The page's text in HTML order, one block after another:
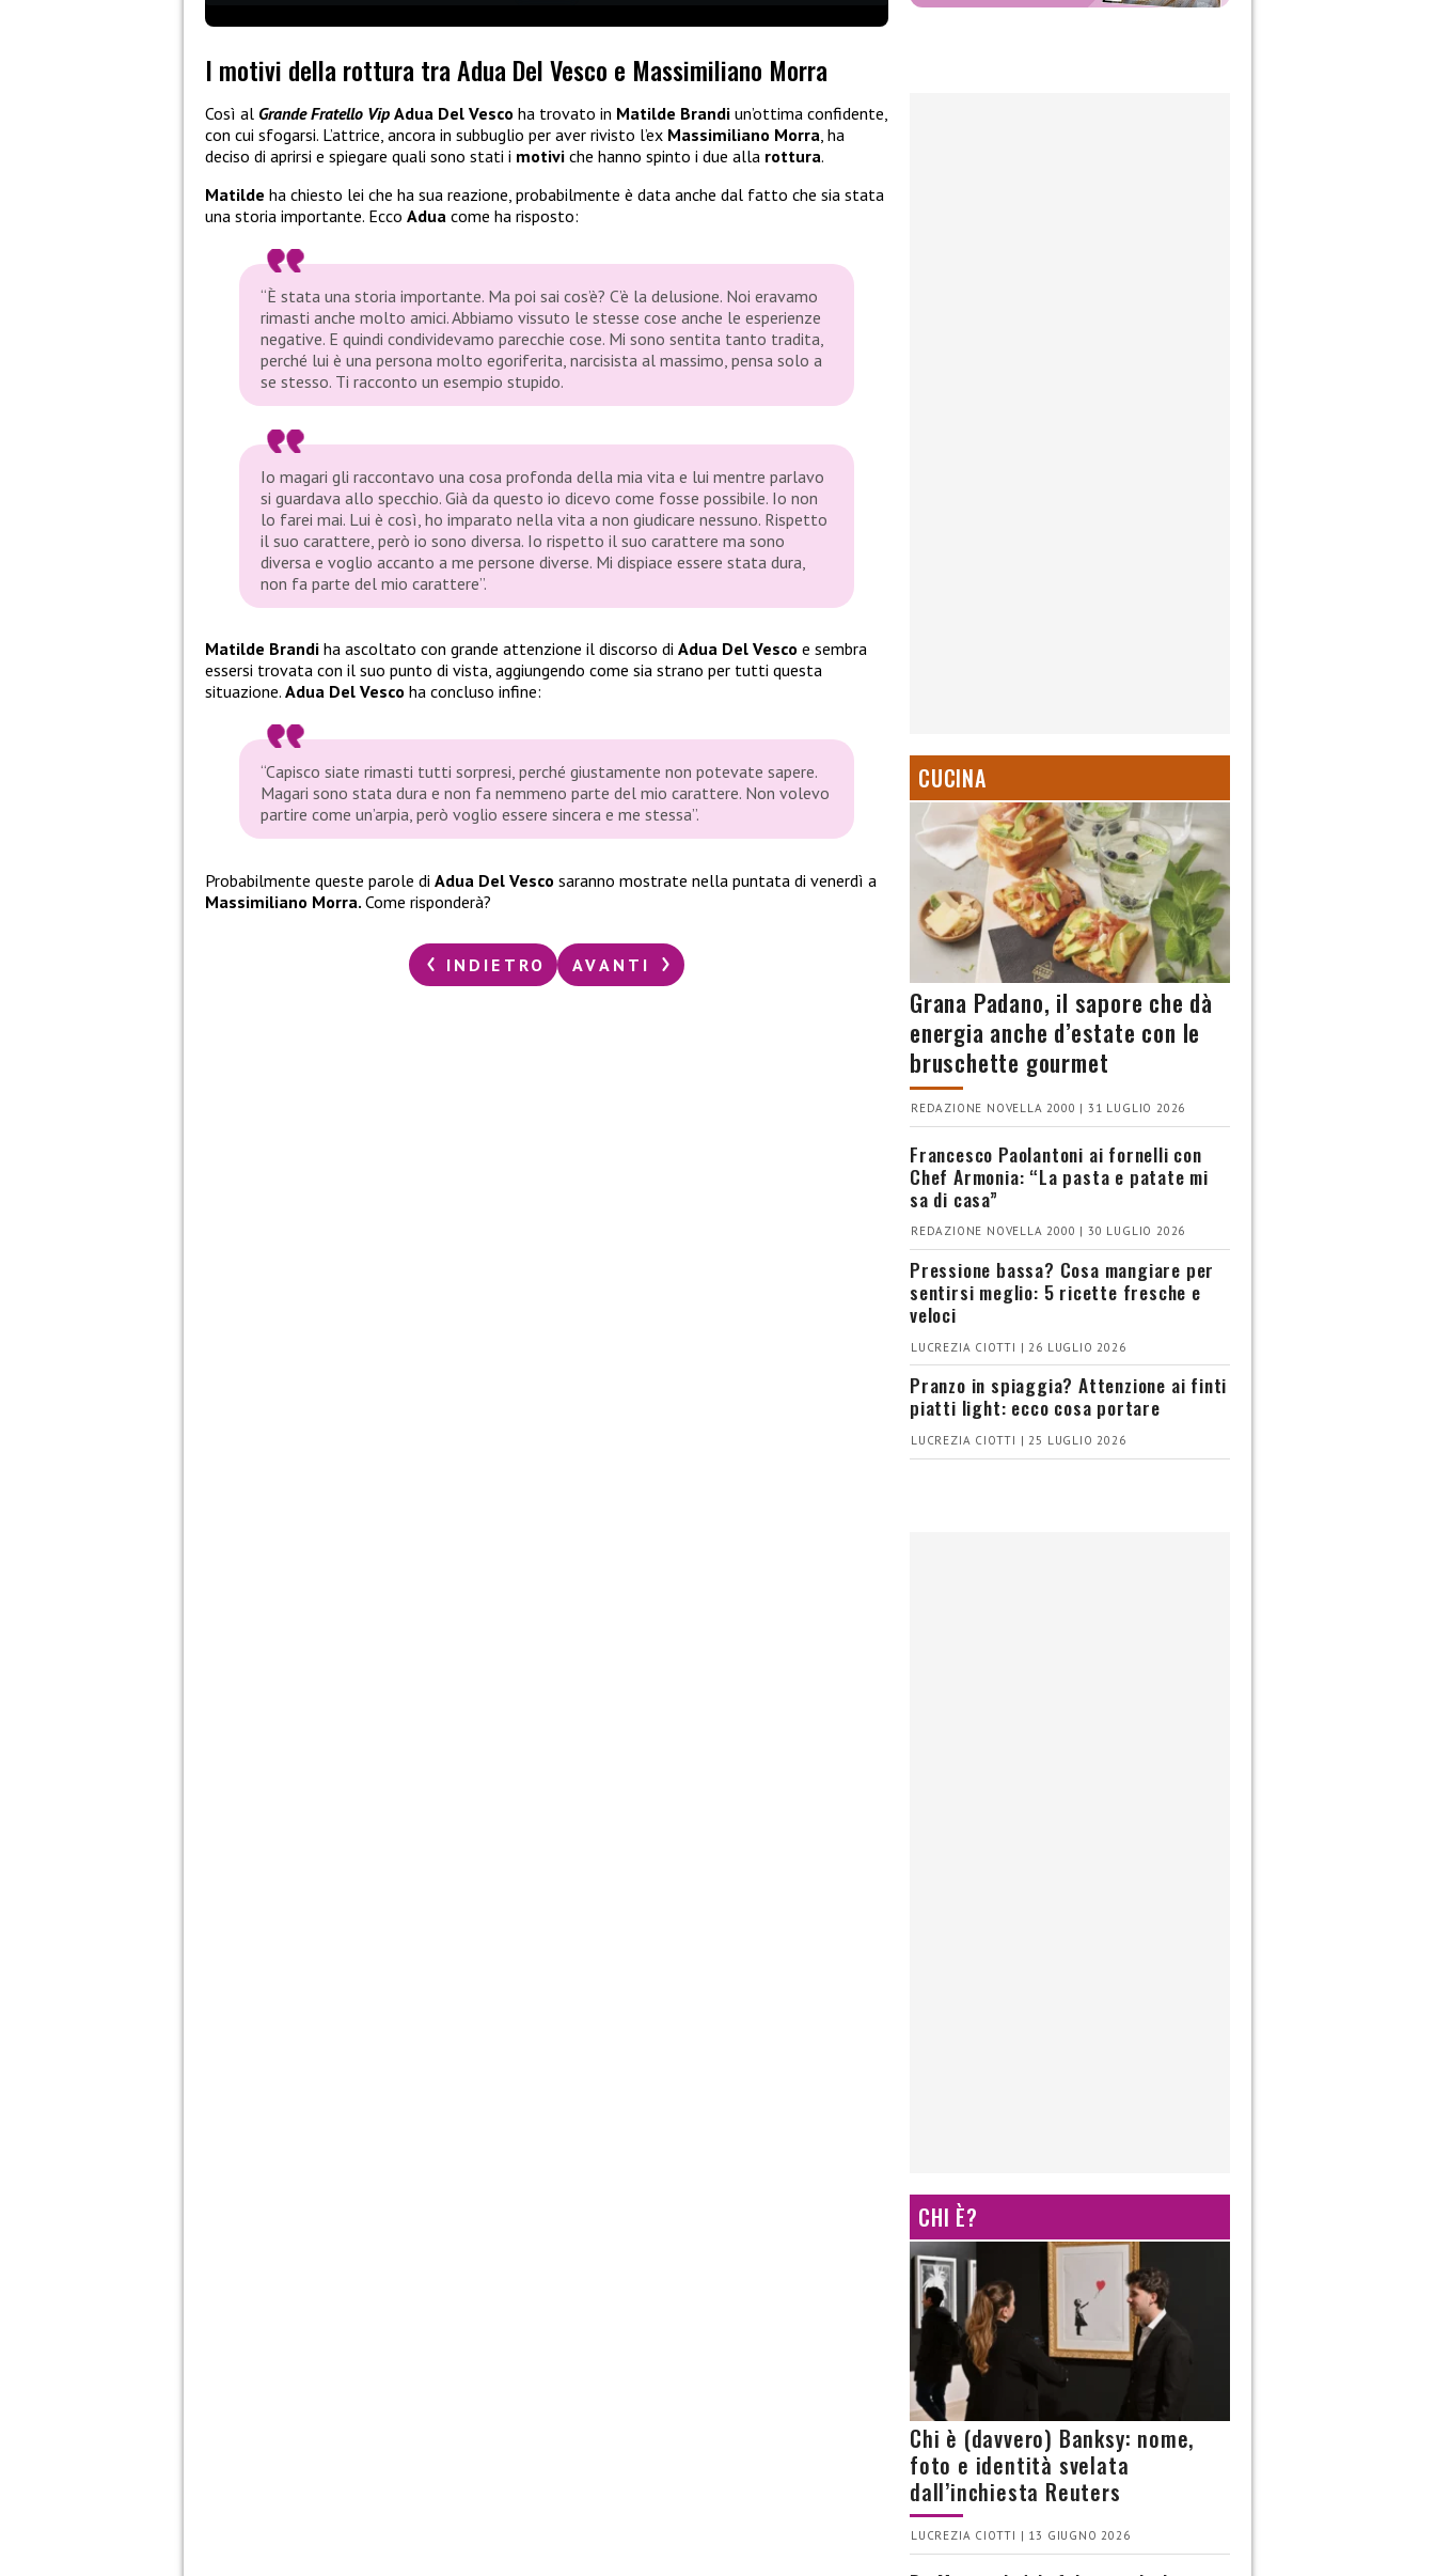
I motivi della rottura tra Adua Del Vesco e Massimiliano Morra
Così al Grande Fratello Vip Adua Del Vesco ha trovato in Matilde Brandi un’ottima confidente,
con cui sfogarsi. L’attrice, ancora in subbuglio per aver rivisto l’ex Massimiliano Morra, ha
deciso di aprirsi e spiegare quali sono stati i motivi che hanno spinto i due alla rottura.
Matilde ha chiesto lei che ha sua reazione, probabilmente è data anche dal fatto che sia stata
una storia importante. Ecco Adua come ha risposto:
“È stata una storia importante. Ma poi sai cos’è? C’è la delusione. Noi eravamo
rimasti anche molto amici. Abbiamo vissuto le stesse cose anche le esperienze
negative. E quindi condividevamo parecchie cose. Mi sono sentita tanto tradita,
perché lui è una persona molto egoriferita, narcisista al massimo, pensa solo a
se stesso. Ti racconto un esempio stupido.
Io magari gli raccontavo una cosa profonda della mia vita e lui mentre parlavo
si guardava allo specchio. Già da questo io dicevo come fosse possibile. Io non
lo farei mai. Lui è così, ho imparato nella vita a non giudicare nessuno. Rispetto
il suo carattere, però io sono diversa. Io rispetto il suo carattere ma sono
diversa e voglio accanto a me persone diverse. Mi dispiace essere stata dura,
non fa parte del mio carattere”.
Matilde Brandi ha ascoltato con grande attenzione il discorso di Adua Del Vesco e sembra
essersi trovata con il suo punto di vista, aggiungendo come sia strano per tutti questa
situazione. Adua Del Vesco ha concluso infine:
“Capisco siate rimasti tutti sorpresi, perché giustamente non potevate sapere.
Magari sono stata dura e non fa nemmeno parte del mio carattere. Non volevo
partire come un’arpia, però voglio essere sincera e me stessa”.
Probabilmente queste parole di Adua Del Vesco saranno mostrate nella puntata di venerdì a
Massimiliano Morra. Come risponderà?
INDIETRO AVANTI
CUCINA
Grana Padano, il sapore che dà
energia anche d’estate con le
bruschette gourmet
REDAZIONE NOVELLA 2000 | 31 LUGLIO 2026
Francesco Paolantoni ai fornelli con
Chef Armonia: “La pasta e patate mi
sa di casa”
REDAZIONE NOVELLA 2000 | 30 LUGLIO 2026
Pressione bassa? Cosa mangiare per
sentirsi meglio: 5 ricette fresche e
veloci
LUCREZIA CIOTTI | 26 LUGLIO 2026
Pranzo in spiaggia? Attenzione ai finti
piatti light: ecco cosa portare
LUCREZIA CIOTTI | 25 LUGLIO 2026
CHI È?
Chi è (davvero) Banksy: nome,
foto e identità svelata
dall’inchiesta Reuters
LUCREZIA CIOTTI | 13 GIUGNO 2026